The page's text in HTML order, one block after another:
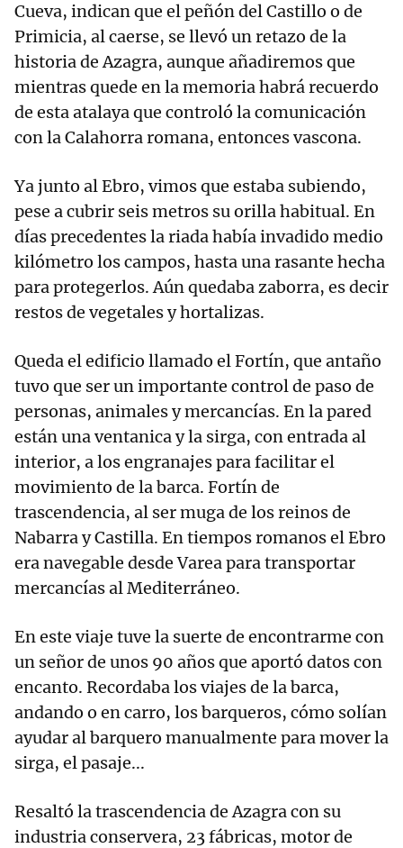
Cueva, indican que el peñón del Castillo o de
Primicia, al caerse, se llevó un retazo de la
historia de Azagra, aunque añadiremos que
mientras quede en la memoria habrá recuerdo
de esta atalaya que controló la comunicación
con la Calahorra romana, entonces vascona.
Ya junto al Ebro, vimos que estaba subiendo,
pese a cubrir seis metros su orilla habitual. En
días precedentes la riada había invadido medio
kilómetro los campos, hasta una rasante hecha
para protegerlos. Aún quedaba zaborra, es decir
restos de vegetales y hortalizas.
Queda el edificio llamado el Fortín, que antaño
tuvo que ser un importante control de paso de
personas, animales y mercancías. En la pared
están una ventanica y la sirga, con entrada al
interior, a los engranajes para facilitar el
movimiento de la barca. Fortín de
trascendencia, al ser muga de los reinos de
Nabarra y Castilla. En tiempos romanos el Ebro
era navegable desde Varea para transportar
mercancías al Mediterráneo.
En este viaje tuve la suerte de encontrarme con
un señor de unos 90 años que aportó datos con
encanto. Recordaba los viajes de la barca,
andando o en carro, los barqueros, cómo solían
ayudar al barquero manualmente para mover la
sirga, el pasaje...
Resaltó la trascendencia de Azagra con su
industria conservera, 23 fábricas, motor de